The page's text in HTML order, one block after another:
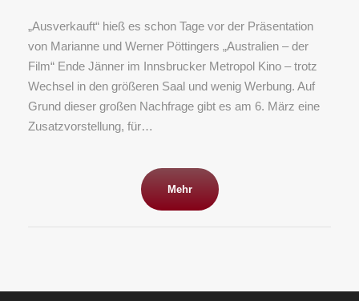
„Ausverkauft“ hieß es schon Tage vor der Präsentation
von Marianne und Werner Pöttingers „Australien – der
Film“ Ende Jänner im Innsbrucker Metropol Kino – trotz
Wechsel in den größeren Saal und wenig Werbung. Auf
Grund dieser großen Nachfrage gibt es am 6. März eine
Zusatzvorstellung, für…
Mehr